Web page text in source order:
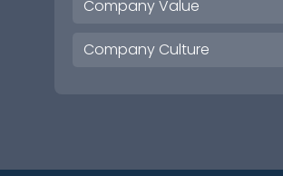
Company Value
Company Culture